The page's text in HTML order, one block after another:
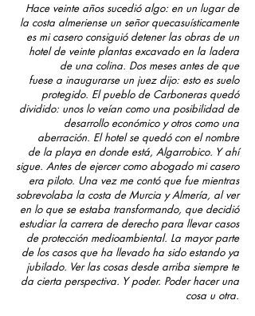
Hace veinte años sucedió algo: en un lugar de
la costa almeriense un señor quecasuísticamente
es mi casero consiguió detener las obras de un
hotel de veinte plantas excavado en la ladera
de una colina. Dos meses antes de que
fuese a inaugurarse un juez dijo: esto es suelo
protegido. El pueblo de Carboneras quedó
dividido: unos lo veían como una posibilidad de
desarrollo económico y otros como una
aberración. El hotel se quedó con el nombre
de la playa en donde está, Algarrobico. Y ahí
sigue. Antes de ejercer como abogado mi casero
era piloto. Una vez me contó que fue mientras
sobrevolaba la costa de Murcia y Almería, al ver
en lo que se estaba transformando, que decidió
estudiar la carrera de derecho para llevar casos
de protección medioambiental. La mayor parte
de los casos que ha llevado ha sido estando ya
jubilado. Ver las cosas desde arriba siempre te
da cierta perspectiva. Y poder. Poder hacer una
cosa u otra.